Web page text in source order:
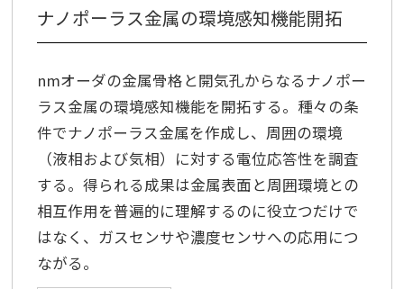
ナノポーラス金属の環境感知機能開拓
nmオーダの金属骨格と開気孔からなるナノポー
ラス金属の環境感知機能を開拓する。種々の条
件でナノポーラス金属を作成し、周囲の環境
（液相および気相）に対する電位応答性を調査
する。得られる成果は金属表面と周囲環境との
相互作用を普遍的に理解するのに役立つだけで
はなく、ガスセンサや濃度センサへの応用につ
ながる。